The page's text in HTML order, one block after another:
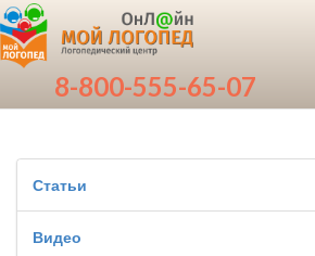
8-800-555-65-07
Статьи
Видео